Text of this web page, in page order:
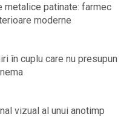
metalice patinate: farmec
moderne
în cuplu care nu presupun
vizual al unui anotimp